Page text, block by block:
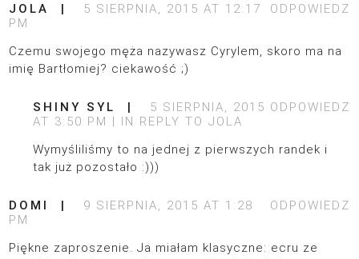
ODPOWIEDZ
JOLA
5 SIERPNIA, 2015 AT 12:17
PM
Czemu swojego męża nazywasz Cyrylem, skoro ma na
imię Bartłomiej? ciekawość ;)
ODPOWIEDZ
SHINY SYL
5 SIERPNIA, 2015
AT 3:50 PM
IN REPLY TOJOLA
Wymyśliliśmy to na jednej z pierwszych randek i
tak już pozostało :)))
ODPOWIEDZ
DOMI
9 SIERPNIA, 2015 AT 1:28
PM
Piękne zaproszenie. Ja miałam klasyczne: ecru ze